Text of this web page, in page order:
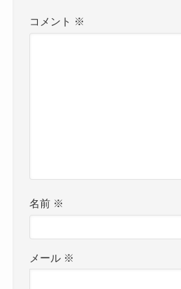
コメント ※
名前 ※
メール ※